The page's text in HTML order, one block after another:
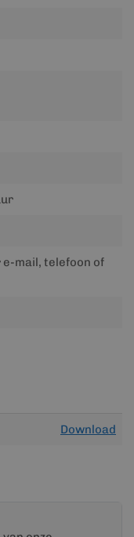
e-mail, telefoon of
Download